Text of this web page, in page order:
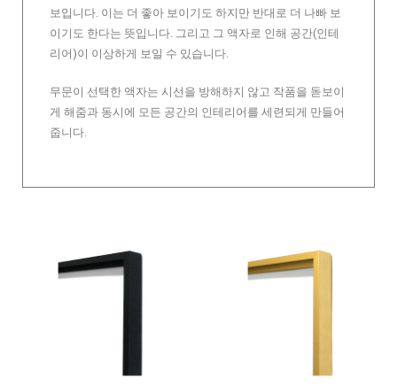
보입니다. 이는 더 좋아 보이기도 하지만 반대로 더 나빠 보
이기도 한다는 뜻입니다. 그리고 그 액자로 인해 공간(인테
리어)이 이상하게 보일 수 있습니다.
무문이 선택한 액자는 시선을 방해하지 않고 작품을 돋보이
게 해줌과 동시에 모든 공간의 인테리어를 세련되게 만들어
줍니다.